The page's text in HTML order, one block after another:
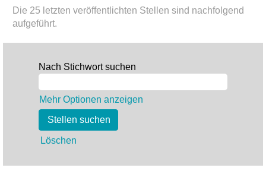
Die 25 letzten veröffentlichten Stellen sind nachfolgend
aufgeführt.
Nach Stichwort suchen
Mehr Optionen anzeigen
Löschen